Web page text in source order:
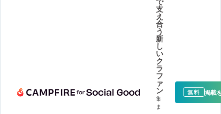
支
え
合
う
新
し
い
ク
ラ
フ
ァ
ン
集
ま
無料 掲載